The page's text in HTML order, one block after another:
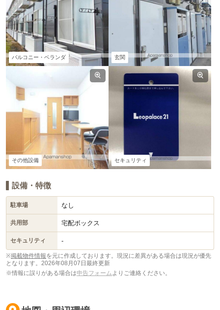
バルコニー・ベランダ 玄関
その他設備 セキュリティ
設備・特徴
駐車場 なし
共用部 宅配ボックス
セキュリティ -
※掲載物件情報を元に作成しております。現況に差異がある場合は現況が優先
となります。 2026年08月07日最終更新
※情報に誤りがある場合は申告フォーム よりご連絡ください。